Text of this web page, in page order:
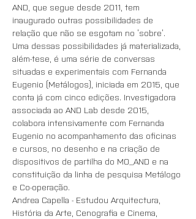
AND, que segue desde 2011, tem
inaugurado outras possibilidades de
relação que não se esgotam no ‘sobre’.
Uma dessas possibilidades já materializada,
além-tese, é uma série de conversas
situadas e experimentais com Fernanda
Eugenio (Metálogos), iniciada em 2015, que
conta já com cinco edições. Investigadora
associada ao AND Lab desde 2015,
colabora intensivamente com Fernanda
Eugenio no acompanhamento das oficinas
e cursos, no desenho e na criação de
dispositivos de partilha do MO_AND e na
constituição da linha de pesquisa Metálogo
Andrea Capella - Estudou Arquitectura,
História da Arte, Cenografia e Cinema,